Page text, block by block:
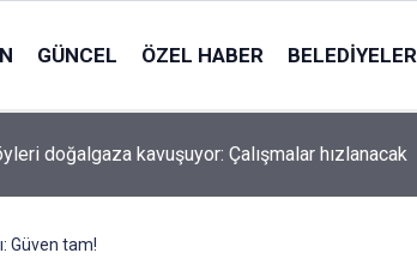
GÜNCEL ÖZEL HABER BELEDIYELER
doğalgaza kavuşuyor: Çalışmalar hızlanacak
Güven tam!